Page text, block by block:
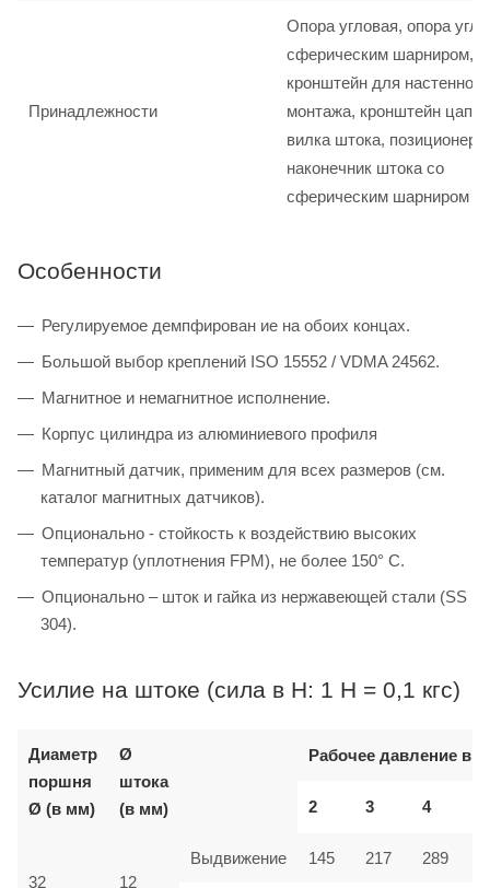
Принадлежности
Опора угловая, опора
сферическим шарниром,
кронштейн для настенного
монтажа, кронштейн
вилка штока, позиционер
наконечник штока со
сферическим шарниром
Особенности
Регулируемое демпфирован ие на обоих концах.
Большой выбор креплений ISO 15552 / VDMA 24562.
Магнитное и немагнитное исполнение.
Корпус цилиндра из алюминиевого профиля
Магнитный датчик, применим для всех размеров (см.
каталог магнитных датчиков).
Опционально - стойкость к воздействию высоких
температур (уплотнения FPM), не более 150° C.
Опционально – шток и гайка из нержавеющей стали (SS
304).
Усилие на штоке (сила в Н: 1 Н = 0,1 кгс)
Диаметр
поршня
Ø (в мм)
Ø
штока
(в мм)
Рабочее давление в
2 3 4
32 12
Выдвижение 145 217 289